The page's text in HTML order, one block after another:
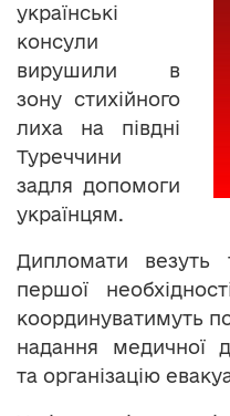
українські
консули
вирушили в
зону стихійного
лиха на півдні
Туреччини
задля допомоги
українцям.
Дипломати везуть
першої
координуватимуть
надання медичної
та організацію